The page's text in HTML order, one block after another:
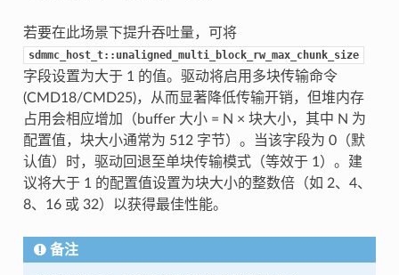
若要在此场景下提升吞吐量，可将
sdmmc_host_t::unaligned_multi_block_rw_max_chunk_size
字段设置为大于 1 的值。驱动将启用多块传输命令
(CMD18/CMD25)，从而显著降低传输开销，但堆内存
占用会相应增加（buffer 大小 = N × 块大小，其中 N 为
配置值，块大小通常为 512 字节）。当该字段为 0（默
认值）时，驱动回退至单块传输模式（等效于 1）。建
议将大于 1 的配置值设置为块大小的整数倍（如 2、4、
8、16 或 32）以获得最佳性能。
备注